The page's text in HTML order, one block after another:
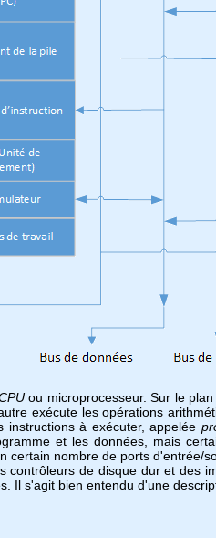
ou microprocesseur. Sur le
exécute les opérations
à exécuter, appelée
et les données, mais
nombre de ports
de disque dur et
Il s'agit bien entendu d'une